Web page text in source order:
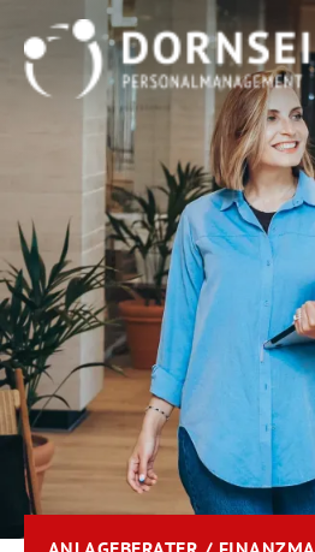
Für Arbeitnehmer
Für Unternehmen
Dornseifer DNA
Referenzen
Stellenmarkt